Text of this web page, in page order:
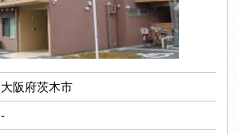
大阪府茨木市
-